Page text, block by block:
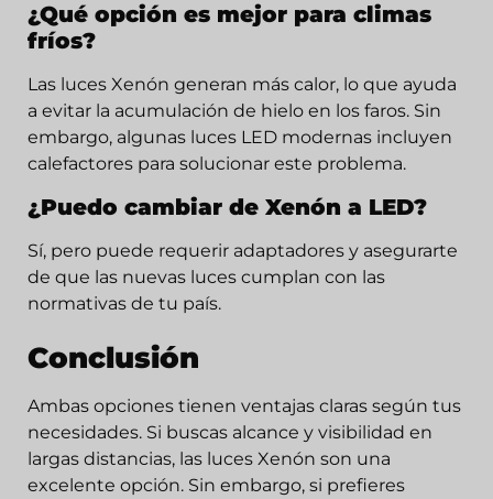
¿Qué opción es mejor para climas
fríos?
Las luces Xenón generan más calor, lo que ayuda
a evitar la acumulación de hielo en los faros. Sin
embargo, algunas luces LED modernas incluyen
calefactores para solucionar este problema.
¿Puedo cambiar de Xenón a LED?
Sí, pero puede requerir adaptadores y asegurarte
de que las nuevas luces cumplan con las
normativas de tu país.
Conclusión
Ambas opciones tienen ventajas claras según tus
necesidades. Si buscas alcance y visibilidad en
largas distancias, las luces Xenón son una
excelente opción. Sin embargo, si prefieres